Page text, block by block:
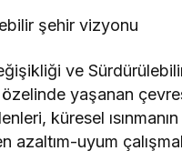
şehir vizyonu
ve
yaşanan
küresel
azaltım-uyum